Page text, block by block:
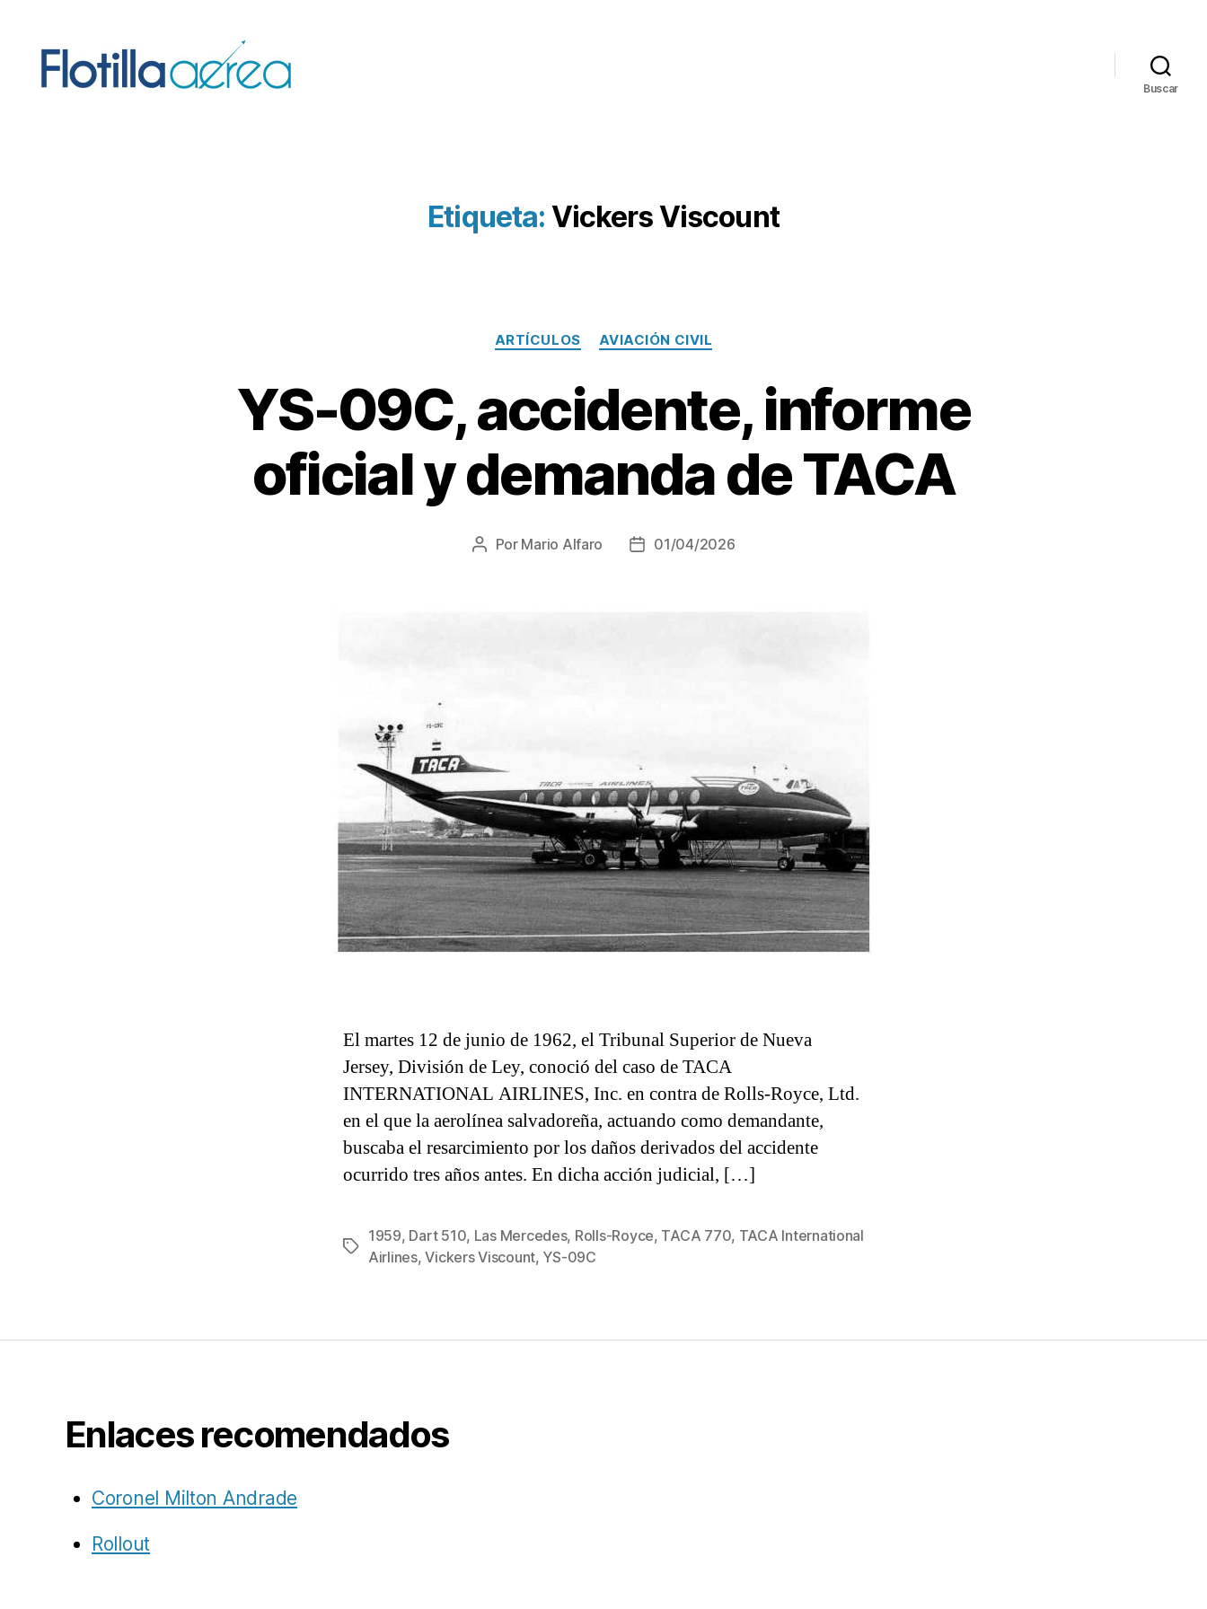
Buscar
Etiqueta: Vickers Viscount
Categorías
ARTÍCULOS AVIACIÓN CIVIL
YS-09C, accidente, informe
oficial y demanda de TACA
Autor
Por Mario Alfaro
Fecha01/04/2026
El martes 12 de junio de 1962, el Tribunal Superior de Nueva
Jersey, División de Ley, conoció del caso de TACA
INTERNATIONAL AIRLINES, Inc. en contra de Rolls-Royce, Ltd.
en el que la aerolínea salvadoreña, actuando como demandante,
buscaba el resarcimiento por los daños derivados del accidente
ocurrido tres años antes. En dicha acción judicial, […]
Etiquetas
1959, Dart 510, Las Mercedes, Rolls-Royce, TACA 770, TACA International
Airlines,Vickers Viscount, YS-09C
Enlaces recomendados
Coronel Milton Andrade
Rollout